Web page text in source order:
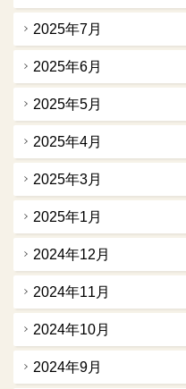
2025年7月
2025年6月
2025年5月
2025年4月
2025年3月
2025年1月
2024年12月
2024年11月
2024年10月
2024年9月